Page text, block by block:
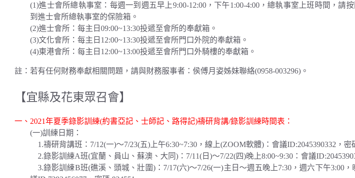
(1)進士會所總執事室：每週一到週五早上9:00-12:00，下午1:00-4:00，總執事室上班時間，請
到進士會所總執事室的保險箱。
(2)進士會所：每主日09:00~13:30投遞至會所的奉獻箱。
(3)文化會所：每主日12:00~13:30投遞至會所門口外院的奉獻箱。
(4)東港會所：每主日12:00~13:00投遞至會所門口外騎樓的奉獻箱。
註：若有任何財務奉獻相關問題，請與財務服事者：侯傅月姿姊妹聯絡(0958-003296)。
【宜縣及花東眾召會】
一、2021年夏季錄影訓練(約書亞記、士師記、路得記)禱研背講/錄影訓練時間表：
(一)訓練日期：
1.禱研背講班：7/12(一)～7/23(五)上午6:30~7:30，線上(ZOOM軟體)：會議ID:2045390332，密
2.錄影訓練A班(宜蘭、員山、蘇澳、大同)：7/11(日)～7/22(四)晚上8:00~9:30：會議
3.錄影訓練B班(礁溪、頭城、壯圍)：7/17(六)～7/26(一)主日～週五晚上7:30，週六下午3:00